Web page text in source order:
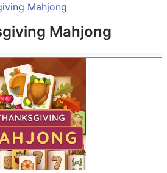
Mahjong
Mahjong